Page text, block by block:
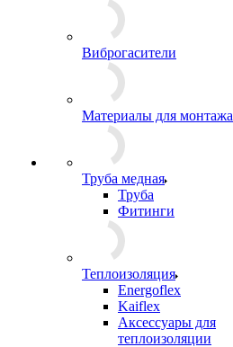
Виброгасители
Материалы для монтажа
Труба медная
Труба
Фитинги
Теплоизоляция
Energoflex
Kaiflex
Аксессуары для
теплоизоляции